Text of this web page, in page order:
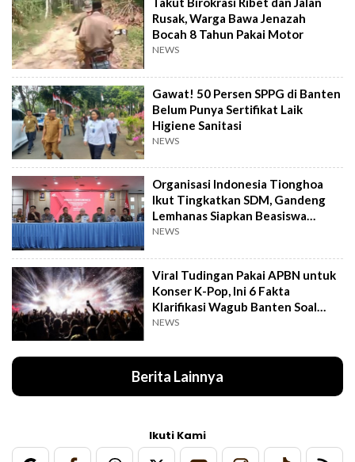
Rusak, Warga Bawa Jenazah
Bocah 8 Tahun Pakai Motor
NEWS
Gawat! 50 Persen SPPG di Banten
Belum Punya Sertifikat Laik
Higiene Sanitasi
NEWS
Organisasi Indonesia Tionghoa
Ikut Tingkatkan SDM, Gandeng
Lemhanas Siapkan Beasiswa
Hingga S3
NEWS
Viral Tudingan Pakai APBN untuk
Konser K-Pop, Ini 6 Fakta
Klarifikasi Wagub Banten Soal
Putrinya
NEWS
Berita Lainnya
Ikuti Kami